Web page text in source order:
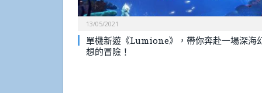
13/05/2021
單機新遊《Lumione》，帶你奔赴一場深海
想的冒險！